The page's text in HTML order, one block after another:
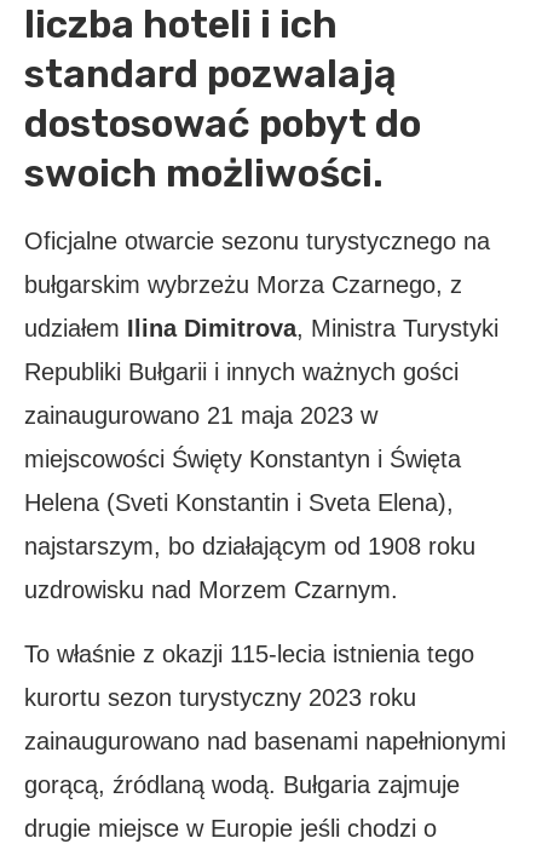
liczba hoteli i ich
standard pozwalają
dostosować pobyt do
swoich możliwości.
Oficjalne otwarcie sezonu turystycznego na
bułgarskim wybrzeżu Morza Czarnego, z
udziałem Ilina Dimitrova, Ministra Turystyki
Republiki Bułgarii i innych ważnych gości
zainaugurowano 21 maja 2023 w
miejscowości Święty Konstantyn i Święta
Helena (Sveti Konstantin i Sveta Elena),
najstarszym, bo działającym od 1908 roku
uzdrowisku nad Morzem Czarnym.
To właśnie z okazji 115-lecia istnienia tego
kurortu sezon turystyczny 2023 roku
zainaugurowano nad basenami napełnionymi
gorącą, źródlaną wodą. Bułgaria zajmuje
drugie miejsce w Europie jeśli chodzi o